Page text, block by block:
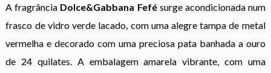
A fragrância Dolce&Gabbana Fefé surge acondicionada num
frasco de vidro verde lacado, com uma alegre tampa de metal
vermelha e decorado com uma preciosa pata banhada a ouro
de 24 quilates. A embalagem amarela vibrante, com uma